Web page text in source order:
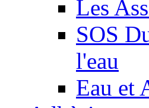
Les
SOS
l'eau
Eau et